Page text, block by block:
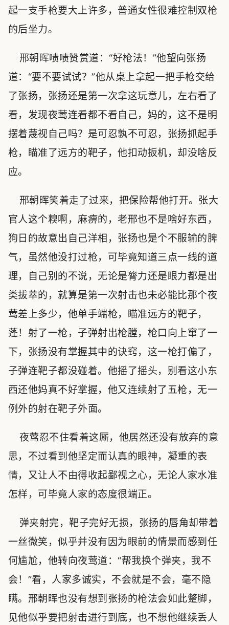
起一支手枪要大上许多，普通女性很难控制双枪
的后坐力。
邢朝晖啧啧赞赏道：“好枪法！”他望向张扬
道：“要不要试试？”他从桌上拿起一把手枪交给
了张扬，张扬还是第一次拿这玩意儿，左右看了
看，发现夜莺连看都不看自己，妈的，这不是明
摆着蔑视自己吗？是可忍孰不可忍，张扬抓起手
枪，瞄准了远方的靶子，他扣动扳机，却没啥反
应。
邢朝晖笑着走了过来，把保险帮他打开。张大
官人这个糗啊，麻痹的，老邢也不是啥好东西，
狗日的故意出自己洋相，张扬也是个不服输的脾
气，虽然他没打过枪，可毕竟知道三点一线的道
理，自己别的不说，无论是膂力还是眼力都是出
类拔萃的，就算是第一次射击也未必能比那个夜
莺差上多少，他单手端枪，瞄准远方的靶子，
蓬！射了一枪，子弹射出枪膛，枪口向上窜了一
下，张扬没有掌握其中的诀窍，这一枪打偏了，
子弹连靶子都没碰着。他摇了摇头，别看这小东
西还他妈真不好掌握，他又连续射了五枪，无一
例外的射在靶子外面。
夜莺忍不住看着这厮，他居然还没有放弃的意
思，不过看到他坚定而认真的眼神，凝重的表
情，又让人不由得收起鄙视之心，无论人家水准
怎样，可毕竟人家的态度很端正。
弹夹射完，靶子完好无损，张扬的唇角却带着
一丝微笑，似乎并没有因为眼前的情景而感到任
何尴尬，他转向夜莺道：“帮我换个弹夹，我不
会！”看，人家多诚实，不会就是不会，毫不隐
瞒。邢朝晖也没有想到张扬的枪法会如此蹩脚，
见他似乎要把射击进行到底，也不想他继续丢人